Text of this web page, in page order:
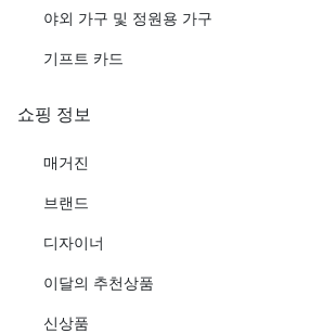
야외 가구 및 정원용 가구
기프트 카드
쇼핑 정보
매거진
브랜드
디자이너
이달의 추천상품
신상품